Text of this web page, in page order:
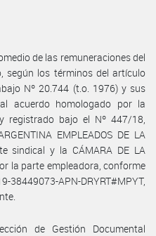
de las remuneraciones del
según los términos del artículo
Nº 20.744 (t.o. 1976) y sus
acuerdo homologado por la
y registrado bajo el Nº 447/18,
EMPLEADOS DE LA
sindical y la CÁMARA DE LA
la parte empleadora, conforme
38449073-APN-DRYRT#MPYT,
de Gestión Documental